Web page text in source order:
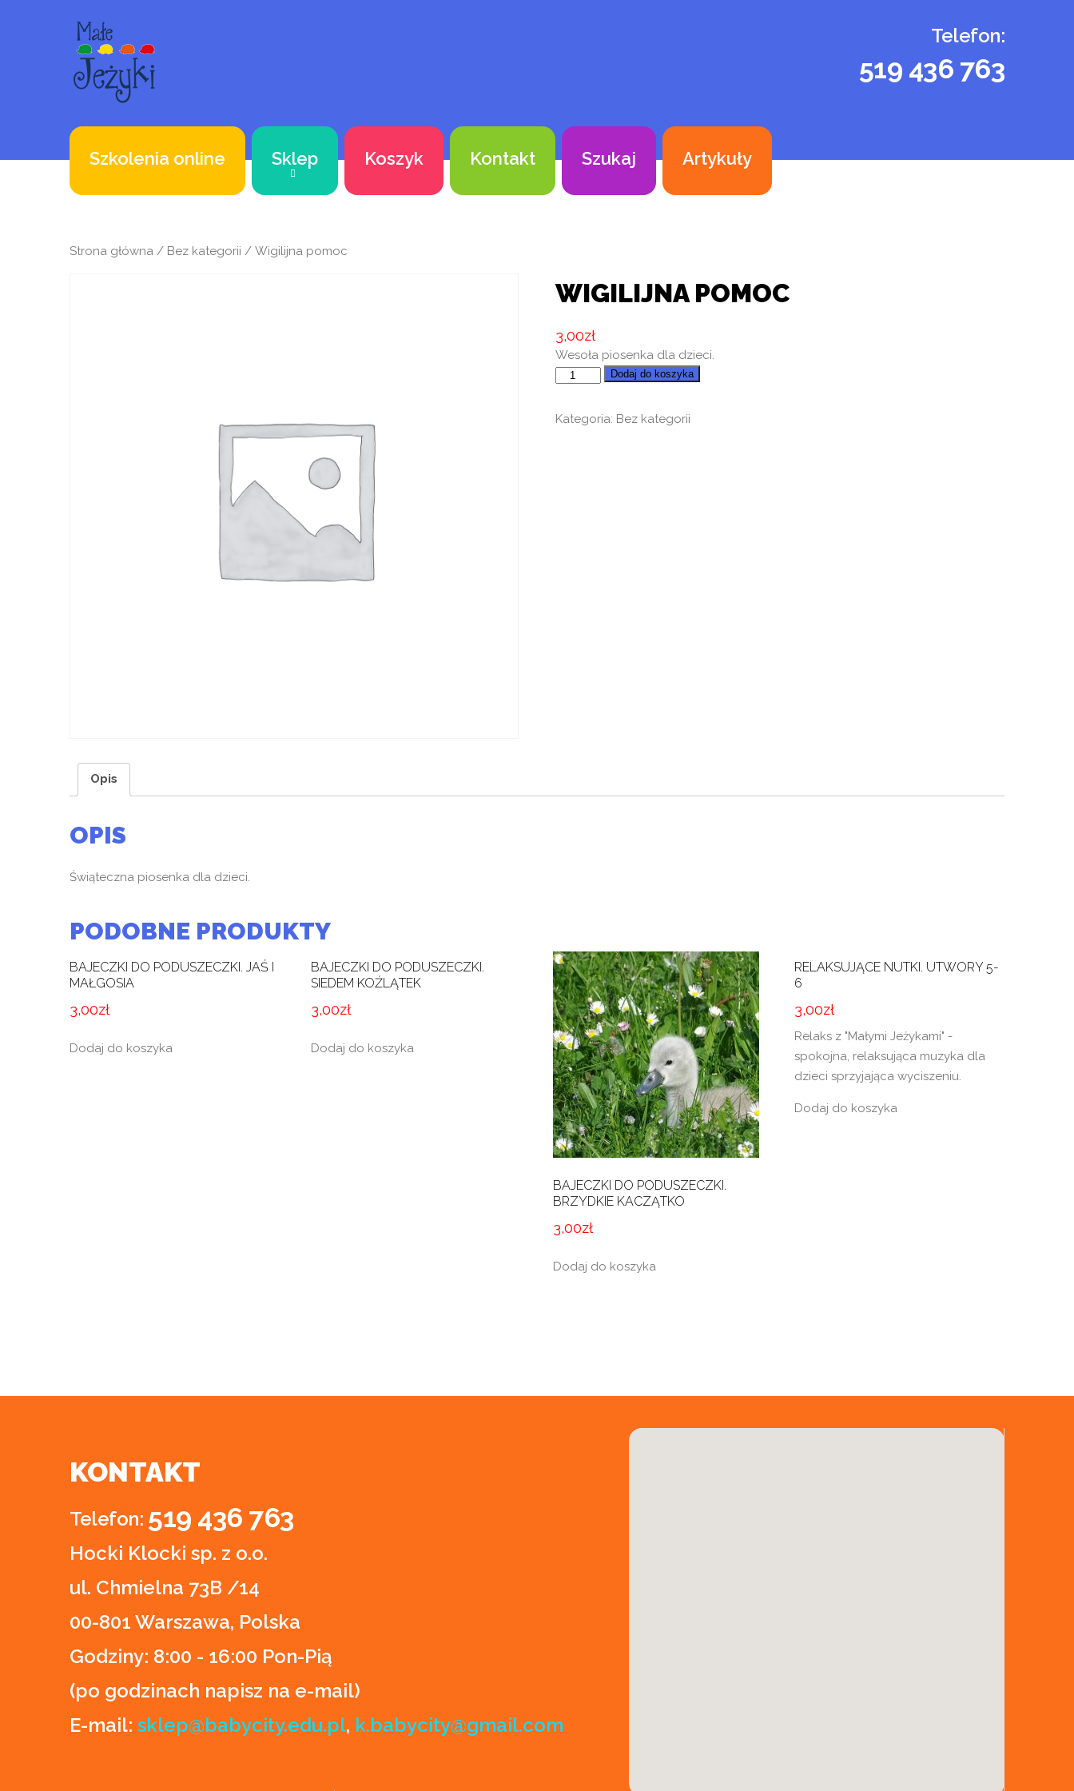
Telefon:
519 436 763
Szkolenia online Sklep Koszyk Kontakt Szukaj Artykuły
Strona główna / Bez kategorii / Wigilijna pomoc
WIGILIJNA POMOC
3,00zł
Wesoła piosenka dla dzieci.
ilość
pomoc
Dodaj do koszyka
Kategoria: Bez kategorii
Opis
OPIS
Świąteczna piosenka dla dzieci.
PODOBNE PRODUKTY
BAJECZKI DO PODUSZECZKI. JAŚ I
MAŁGOSIA
3,00zł
Dodaj do koszyka
BAJECZKI DO PODUSZECZKI.
SIEDEM KOŹLĄTEK
3,00zł
Dodaj do koszyka
BAJECZKI DO PODUSZECZKI.
BRZYDKIE KACZĄTKO
3,00zł
Dodaj do koszyka
RELAKSUJĄCE NUTKI. UTWORY 5-
6
3,00zł
Relaks z "Małymi Jeżykami" -
spokojna, relaksująca muzyka dla
dzieci sprzyjająca wyciszeniu.
Dodaj do koszyka
KONTAKT
Telefon: 519 436 763
Hocki Klocki sp. z o.o.
ul. Chmielna 73B /14
00-801 Warszawa, Polska
Godziny: 8:00 - 16:00 Pon-Pią
(po godzinach napisz na e-mail)
E-mail: sklep@babycity.edu.pl, k.babycity@gmail.com